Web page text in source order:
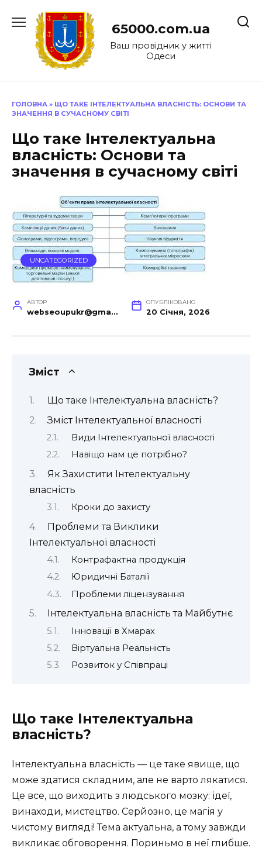
до
65000.com.ua
Ваш провідник у житті
Одеси
ГОЛОВНА » ЩО ТАКЕ ІНТЕЛЕКТУАЛЬНА ВЛАСНІСТЬ: ОСНОВИ ТА
ЗНАЧЕННЯ В СУЧАСНОМУ СВІТІ
Що таке Інтелектуальна
власність: Основи та
значення в сучасному світі
UNCATEGORIZED
АВТОР
webseoupukr@gmail.com
ОПУБЛІКОВАНО
20 Січня, 2026
Зміст
Що таке Інтелектуальна власність?
Зміст Інтелектуальної власності
Види Інтелектуальної власності
Навіщо нам це потрібно?
Як Захистити Інтелектуальну
власність
Кроки до захисту
Проблеми та Виклики
Інтелектуальної власності
Контрафактна продукція
Юридичні Баталії
Проблеми ліцензування
Інтелектуальна власність та Майбутнє
Інновації в Хмарах
Віртуальна Реальність
Розвиток у Співпраці
Що таке Інтелектуальна
власність?
Інтелектуальна власність — це таке явище, що
може здатися складним, але не варто лякатися.
Це все, що виходить з людського мозку: ідеї,
винаходи, мистецтво. Серйозно, це магія у
чистому вигляді! Тема актуальна, а тому завжди
викликає обговорення. Пориньмо в неї глибше.